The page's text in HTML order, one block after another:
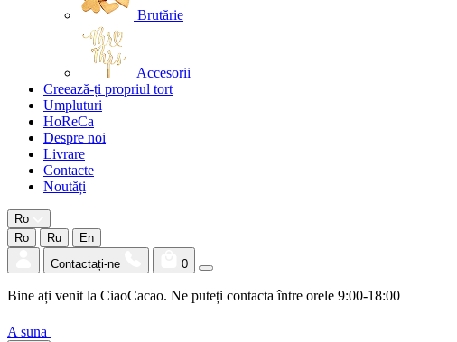
Brutărie
Accesorii
Creează-ți propriul tort
Umpluturi
HoReCa
Despre noi
Livrare
Contacte
Noutăți
Ro
Ro
Ru
En
Contactați-ne
0
Bine ați venit la CiaoCacao. Ne puteți contacta între orele 9:00-18:00
A suna